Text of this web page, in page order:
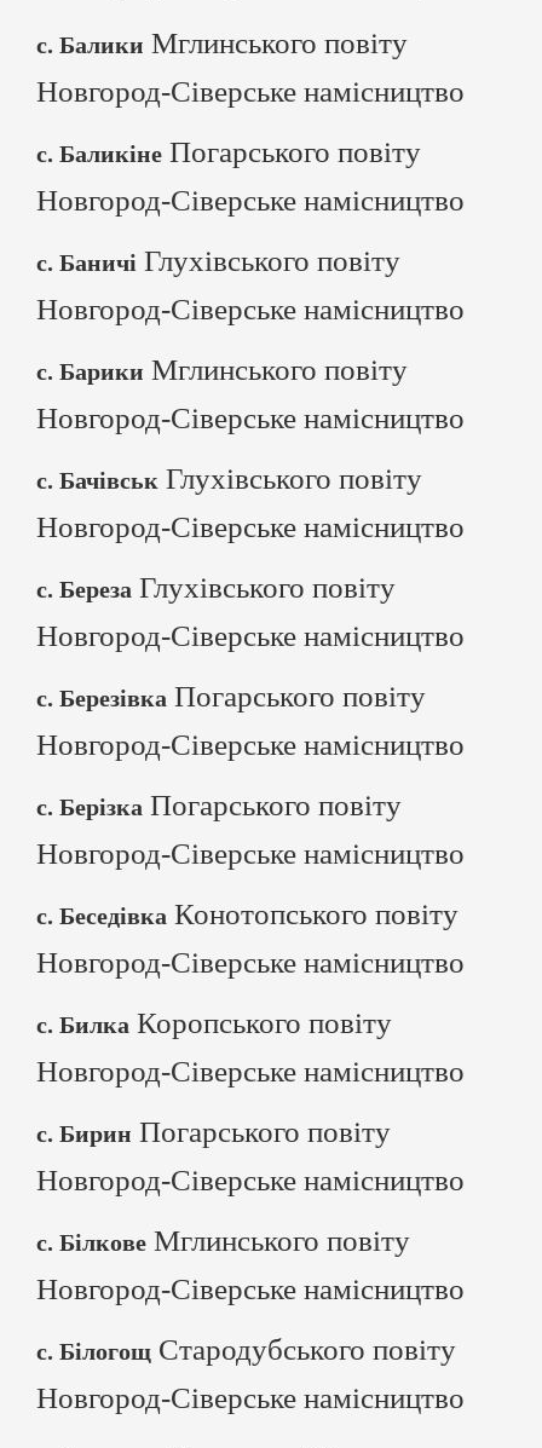
с. Балики Мглинського повіту
Новгород-Сіверське намісництво
с. Баликіне Погарського повіту
Новгород-Сіверське намісництво
с. Баничі Глухівського повіту
Новгород-Сіверське намісництво
с. Барики Мглинського повіту
Новгород-Сіверське намісництво
с. Бачівськ Глухівського повіту
Новгород-Сіверське намісництво
с. Береза Глухівського повіту
Новгород-Сіверське намісництво
с. Березівка Погарського повіту
Новгород-Сіверське намісництво
с. Берізка Погарського повіту
Новгород-Сіверське намісництво
с. Беседівка Конотопського повіту
Новгород-Сіверське намісництво
с. Билка Коропського повіту
Новгород-Сіверське намісництво
с. Бирин Погарського повіту
Новгород-Сіверське намісництво
с. Білкове Мглинського повіту
Новгород-Сіверське намісництво
с. Білогощ Стародубського повіту
Новгород-Сіверське намісництво